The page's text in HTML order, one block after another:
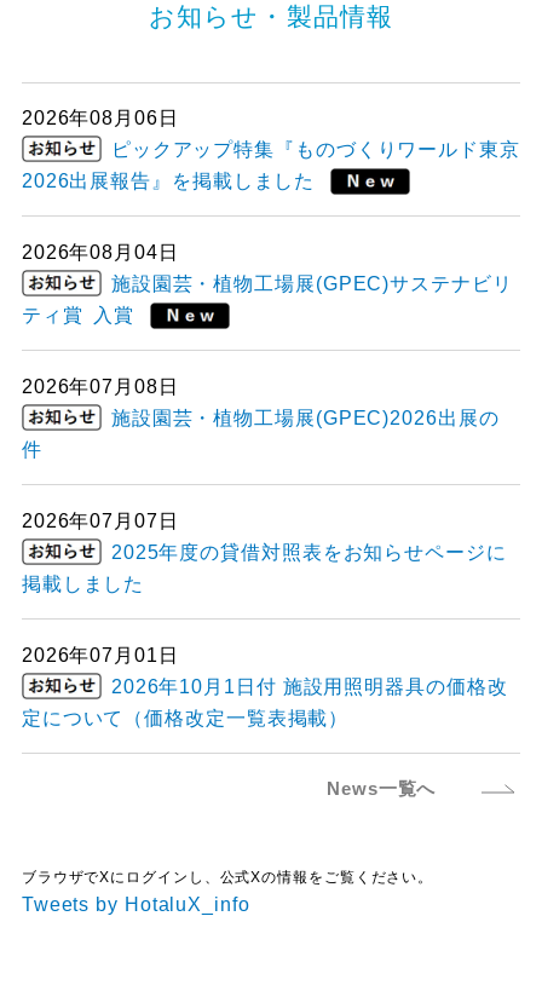
お知らせ・製品情報
2026年08月06日
ピックアップ特集『ものづくりワールド東京
2026出展報告』を掲載しました
2026年08月04日
施設園芸・植物工場展(GPEC)サステナビリ
ティ賞 入賞
2026年07月08日
施設園芸・植物工場展(GPEC)2026出展の
件
2026年07月07日
2025年度の貸借対照表をお知らせページに
掲載しました
2026年07月01日
2026年10月1日付 施設用照明器具の価格改
定について（価格改定一覧表掲載）
News一覧へ
ブラウザでXにログインし、公式Xの情報をご覧ください。
Tweets by HotaluX_info